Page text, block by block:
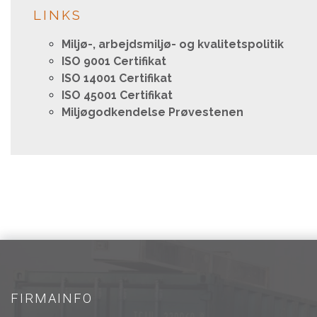
LINKS
Miljø-, arbejdsmiljø- og kvalitetspolitik
ISO 9001 Certifikat
ISO 14001 Certifikat
ISO 45001 Certifikat
Miljøgodkendelse Prøvestenen
FIRMAINFO